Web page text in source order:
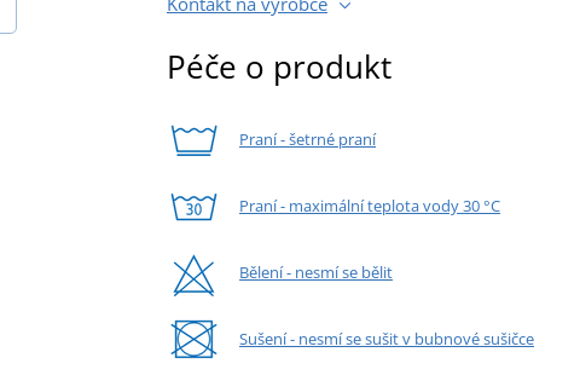
Péče o produkt
Praní - šetrné praní
Praní - maximální teplota vody 30 °C
Bělení - nesmí se bělit
Sušení - nesmí se sušit v bubnové sušičce